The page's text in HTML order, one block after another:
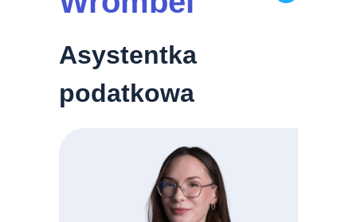
Asystentka
podatkowa